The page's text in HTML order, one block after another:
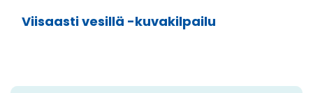
Viisaasti vesillä -kuvakilpailu